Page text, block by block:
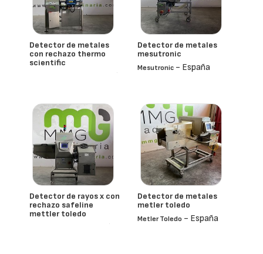
Detector de metales
con rechazo thermo
scientific
- España
Detector de metales
mesutronic
Mesutronic - España
Detector de rayos x con
rechazo safeline
mettler toledo
- España
Detector de metales
metler toledo
Metler Toledo - España